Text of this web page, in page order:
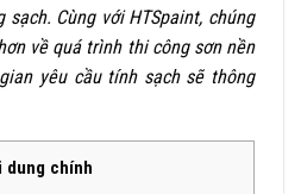
Cùng với HTSpaint, chúng
về quá trình thi công sơn nền
yêu cầu tính sạch sẽ thông
dung chính